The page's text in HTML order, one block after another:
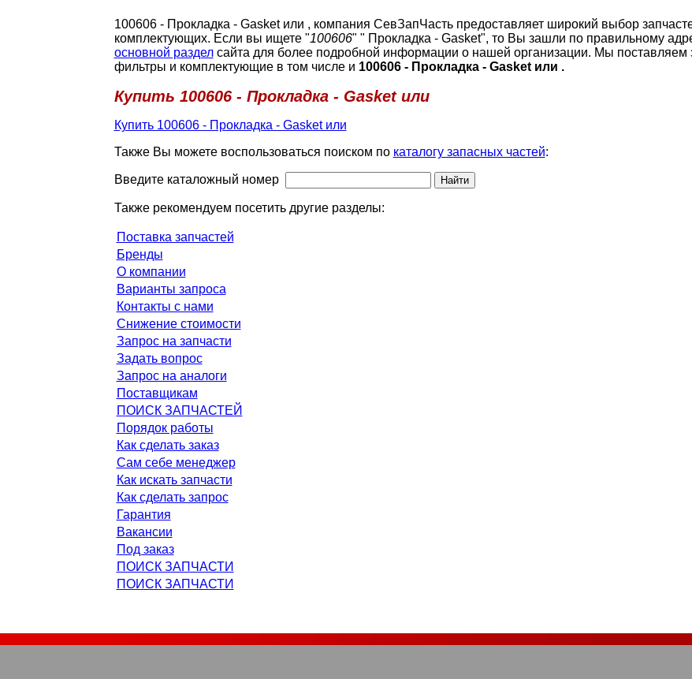
100606 - Прокладка - Gasket или , компания СевЗапЧасть предоставляет широкий выбор
комплектующих. Если вы ищете "100606" " Прокладка - Gasket", то Вы зашли по правильному
основной разделсайта для более подробной информации о нашей организации. Мы поставляем
фильтры и комплектующие в том числе и 100606 - Прокладка - Gasket или .
Купить 100606 - Прокладка - Gasket или
Купить 100606 - Прокладка - Gasket или
Также Вы можете воспользоваться поиском по каталогу запасных частей:
Введите каталожный номер
Также рекомендуем посетить другие разделы:
Поставка запчастей
Бренды
О компании
Варианты запроса
Контакты с нами
Снижение стоимости
Запрос на запчасти
Задать вопрос
Запрос на аналоги
Поставщикам
ПОИСК ЗАПЧАСТЕЙ
Порядок работы
Как сделать заказ
Сам себе менеджер
Как искать запчасти
Как сделать запрос
Гарантия
Вакансии
Под заказ
ПОИСК ЗАПЧАСТИ
ПОИСК ЗАПЧАСТИ